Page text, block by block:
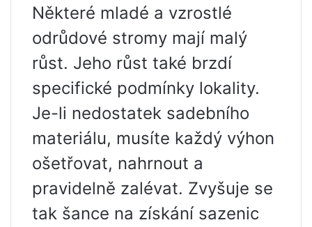
Některé mladé a vzrostlé
odrůdové stromy mají malý
růst. Jeho růst také brzdí
specifické podmínky lokality.
Je-li nedostatek sadebního
materiálu, musíte každý výhon
ošetřovat, nahrnout a
pravidelně zalévat. Zvyšuje se
tak šance na získání sazenic